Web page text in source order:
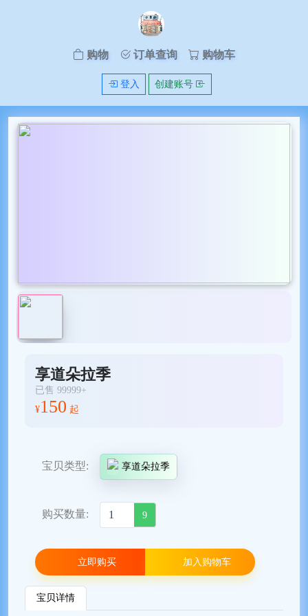
购物 订单查询 购物车
登入 创建账号
享道朵拉季
已售 99999+
¥150 起
宝贝类型: 享道朵拉季
购买数量: 9
立即购买 加入购物车
宝贝详情